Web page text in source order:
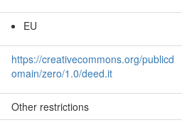
EU
https://creativecommons.org/publicd
omain/zero/1.0/deed.it
Other restrictions